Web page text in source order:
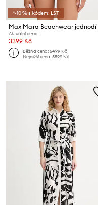
*-10 % s kódem: LST
Aktuální cena:
3399 Kč
Běžná cena:5499 Kč
Nejnižší cena:3599 Kč